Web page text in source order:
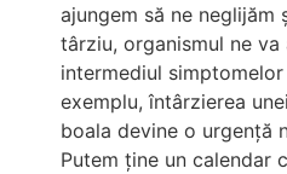
ajungem să ne neglijăm
târziu, organismul ne
intermediul
exemplu, întârzierea
boala devine o urgență
Putem ține un calendar